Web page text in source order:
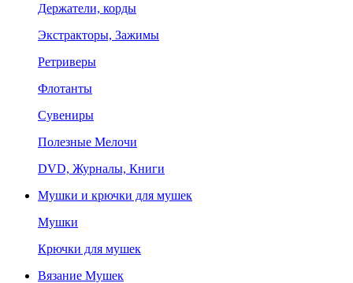
Держатели, корды
Экстракторы, Зажимы
Ретриверы
Флотанты
Сувениры
Полезные Мелочи
DVD, Журналы, Книги
Мушки и крючки для мушек
Мушки
Крючки для мушек
Вязание Мушек